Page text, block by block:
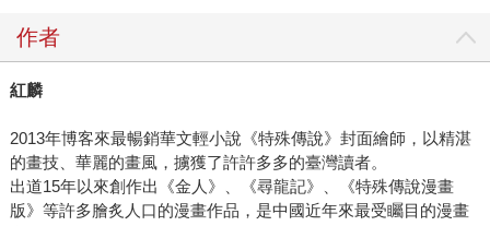
作者
紅麟
2013年博客來最暢銷華文輕小說《特殊傳說》封面繪師，以精湛
的畫技、華麗的畫風，擄獲了許許多多的臺灣讀者。
出道15年以來創作出《金人》、《尋龍記》、《特殊傳說漫畫
版》等許多膾炙人口的漫畫作品，是中國近年來最受矚目的漫畫